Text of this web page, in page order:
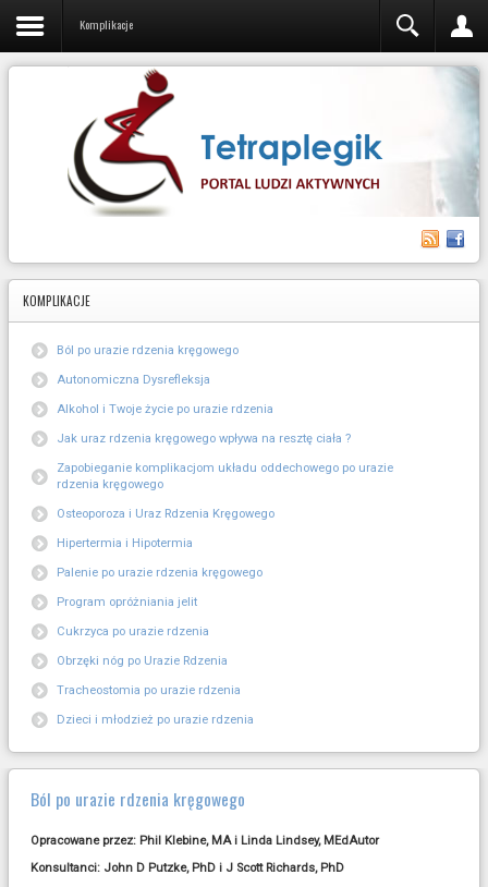
Komplikacje
Ból po urazie rdzenia kręgowego
Opracowane przez: Phil Klebine, MA i Linda Lindsey, MEdAutor
Konsultanci: John D Putzke, PhD i J Scott Richards, PhD
KOMPLIKACJE
Ból po urazie rdzenia kręgowego
Autonomiczna Dysrefleksja
Alkohol i Twoje życie po urazie rdzenia
Jak uraz rdzenia kręgowego wpływa na resztę ciała ?
Zapobieganie komplikacjom układu oddechowego po urazie
rdzenia kręgowego
Osteoporoza i Uraz Rdzenia Kręgowego
Hipertermia i Hipotermia
Palenie po urazie rdzenia kręgowego
Program opróżniania jelit
Cukrzyca po urazie rdzenia
Obrzęki nóg po Urazie Rdzenia
Tracheostomia po urazie rdzenia
Dzieci i młodzież po urazie rdzenia